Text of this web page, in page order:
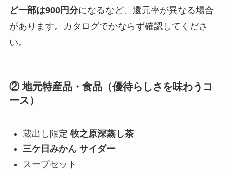
ど一部は900円分になるなど、還元率が異なる場合
があります。カタログでかならず確認してくださ
い。
② 地元特産品・食品（優待らしさを味わうコ
ース）
蔵出し限定 牧之原深蒸し茶
三ケ日みかん サイダー
スープセット